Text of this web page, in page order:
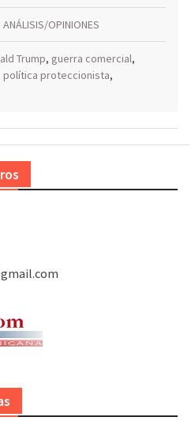
ANÁLISIS/OPINIONES
Trump, guerra comercial,
política proteccionista,